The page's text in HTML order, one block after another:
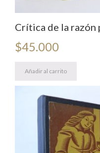
Crítica de la razón
$45.000
Añadir al carrito